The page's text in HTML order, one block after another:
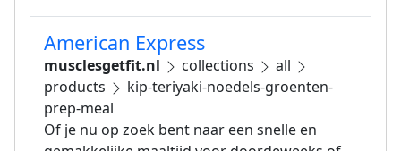
American Express
musclesgetfit.nl collections
all
products
kip-teriyaki-noedels-groenten-
prep-meal
Of je nu op zoek bent naar een snelle en